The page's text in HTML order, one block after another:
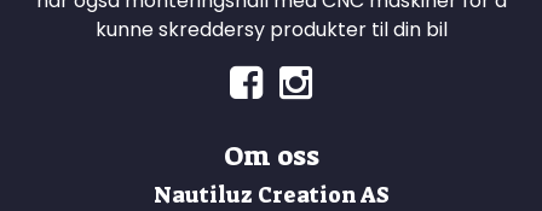
kunne skreddersy produkter til din bil
Om oss
Nautiluz Creation AS